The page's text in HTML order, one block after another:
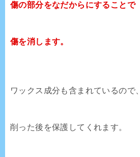
傷の部分をなだからにすることで
傷を消します。
ワックス成分も含まれているので、
削った後を保護してくれます。